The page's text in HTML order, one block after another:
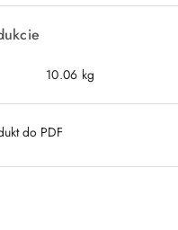
10.06 kg
do PDF